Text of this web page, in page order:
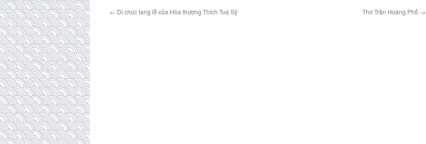
← Di chúc tang lễ của Hòa thượng Thích Tuệ Sỹ Thơ Trần Hoàng Phố →